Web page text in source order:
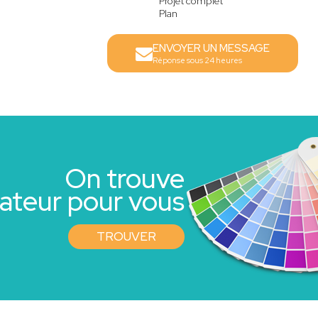
Plan
ENVOYER UN MESSAGE
Réponse sous 24 heures
On trouve
pour vous
TROUVER